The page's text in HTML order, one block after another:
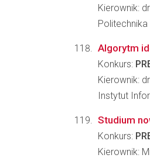
Kierownik:
Politechnika
Algorytm
Konkurs:
Kierownik:
Instytut
Studium
Konkurs:
Kierownik: